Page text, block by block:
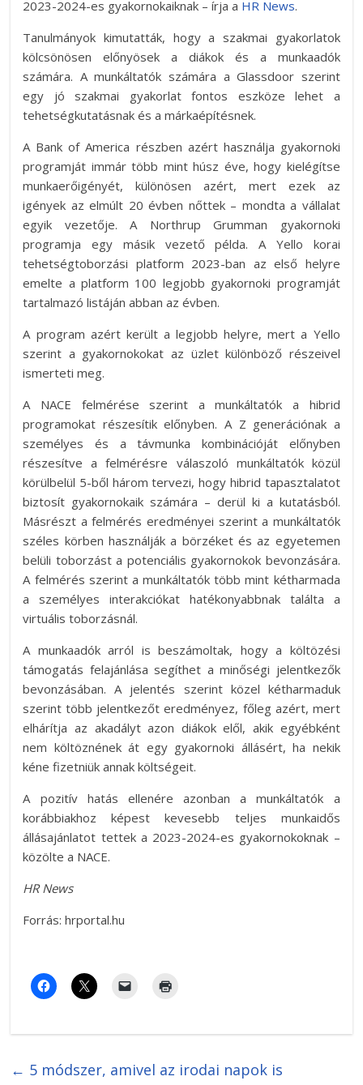
2023-2024-es gyakornokaiknak – írja a HR News.
Tanulmányok kimutatták, hogy a szakmai gyakorlatok
kölcsönösen előnyösek a diákok és a munkaadók
számára. A munkáltatók számára a Glassdoor szerint
egy jó szakmai gyakorlat fontos eszköze lehet a
tehetségkutatásnak és a márkaépítésnek.
A Bank of America részben azért használja gyakornoki
programját immár több mint húsz éve, hogy kielégítse
munkaerőigényét, különösen azért, mert ezek az
igények az elmúlt 20 évben nőttek – mondta a vállalat
egyik vezetője. A Northrup Grumman gyakornoki
programja egy másik vezető példa. A Yello korai
tehetségtoborzási platform 2023-ban az első helyre
emelte a platform 100 legjobb gyakornoki programját
tartalmazó listáján abban az évben.
A program azért került a legjobb helyre, mert a Yello
szerint a gyakornokokat az üzlet különböző részeivel
ismerteti meg.
A NACE felmérése szerint a munkáltatók a hibrid
programokat részesítik előnyben. A Z generációnak a
személyes és a távmunka kombinációját előnyben
részesítve a felmérésre válaszoló munkáltatók közül
körülbelül 5-ből három tervezi, hogy hibrid tapasztalatot
biztosít gyakornokaik számára – derül ki a kutatásból.
Másrészt a felmérés eredményei szerint a munkáltatók
széles körben használják a börzéket és az egyetemen
belüli toborzást a potenciális gyakornokok bevonzására.
A felmérés szerint a munkáltatók több mint kétharmada
a személyes interakciókat hatékonyabbnak találta a
virtuális toborzásnál.
A munkaadók arról is beszámoltak, hogy a költözési
támogatás felajánlása segíthet a minőségi jelentkezők
bevonzásában. A jelentés szerint közel kétharmaduk
szerint több jelentkezőt eredményez, főleg azért, mert
elhárítja az akadályt azon diákok elől, akik egyébként
nem költöznének át egy gyakornoki állásért, ha nekik
kéne fizetniük annak költségeit.
A pozitív hatás ellenére azonban a munkáltatók a
korábbiakhoz képest kevesebb teljes munkaidős
állásajánlatot tettek a 2023-2024-es gyakornokoknak –
közölte a NACE.
HR News
Forrás: hrportal.hu
← 5 módszer, amivel az irodai napok is